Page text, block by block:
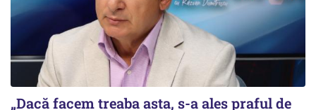
„Dacă facem treaba asta, s-a ales praful de